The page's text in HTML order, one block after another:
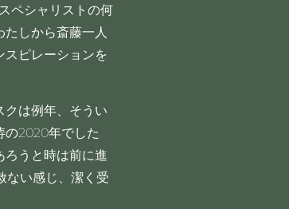
ペシャリストの何
しから斎藤一人
ピレーションを
クは例年、そうい
の2020年でした
ろうと時は前に進
ない感じ、潔く受